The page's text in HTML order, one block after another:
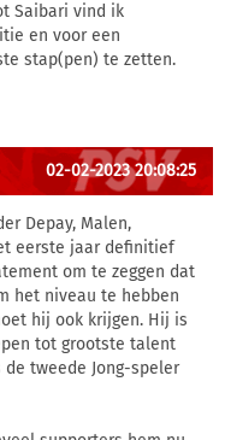
Saibari vind ik
en voor een
stap(pen) te zetten.
02-02-2023 20:08:25
Depay, Malen,
eerste jaar definitief
om te zeggen dat
het niveau te hebben
hij ook krijgen. Hij is
tot grootste talent
de tweede Jong-speler